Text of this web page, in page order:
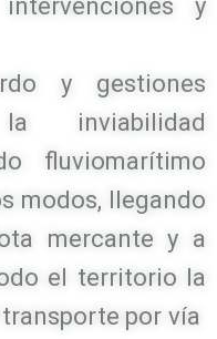
y
y gestiones
inviabilidad
fluviomarítimo
modos, llegando
mercante y a
el territorio la
por vía